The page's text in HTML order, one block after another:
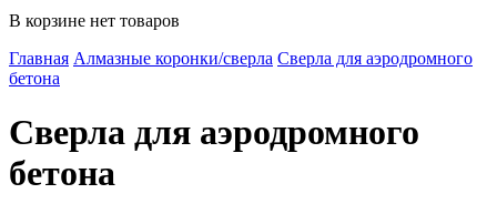
В корзине нет товаров
Главная Алмазные коронки/сверла Сверла для аэродромного
бетона
Сверла для аэродромного
бетона